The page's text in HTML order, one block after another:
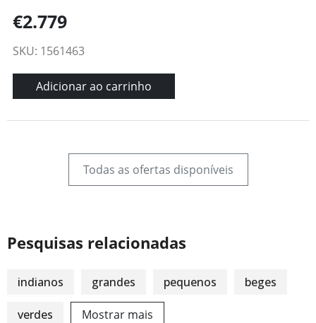
€2.779
SKU: 1561463
Adicionar ao carrinho
Todas as ofertas disponíveis
Pesquisas relacionadas
indianos grandes pequenos beges
verdes Mostrar mais